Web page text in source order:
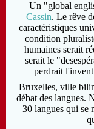
Un "global
Cassin. Le rêve
caractéristiques
condition
humaines serait
serait le
perdrait
Bruxelles, ville
débat des langues.
30 langues qui se